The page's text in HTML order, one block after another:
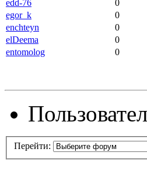
edd-76 0
egor_k
0
enchteyn
0
elDeema
0
entomolog
0
Перейти: